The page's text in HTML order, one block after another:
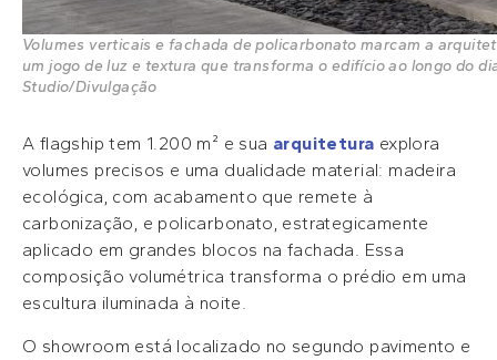
Volumes verticais e fachada de policarbonato marcam a
um jogo de luz e textura que transforma o edifício ao longo do
Studio/Divulgação
A flagship tem 1.200 m² e sua arquitetura explora
volumes precisos e uma dualidade material: madeira
ecológica, com acabamento que remete à
carbonização, e policarbonato, estrategicamente
aplicado em grandes blocos na fachada. Essa
composição volumétrica transforma o prédio em uma
escultura iluminada à noite.
O showroom está localizado no segundo pavimento e